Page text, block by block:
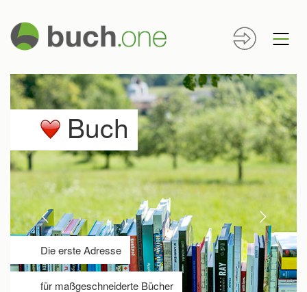
Buch
Die erste Adresse
für maßgeschneiderte Bücher